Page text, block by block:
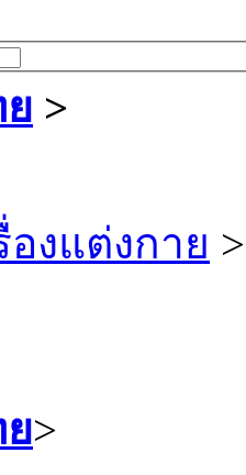
>
องแต่งกาย >
>